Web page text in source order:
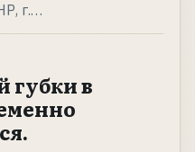
г.…
губки в